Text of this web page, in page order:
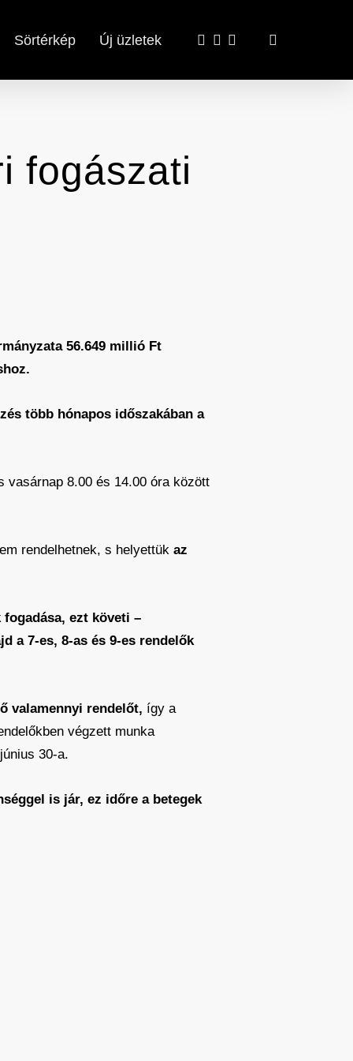
Sörtérkép Új üzletek
x- facebook
email
fogászati
56.649 millió Ft
több hónapos időszakában a
vasárnap 8.00 és 14.00 óra között
rendelhetnek, s helyettük az
ezt követi –
a 7-es, 8-as és 9-es rendelők
valamennyi rendelőt, így a
végzett munka
30-a.
is jár, ez időre a betegek